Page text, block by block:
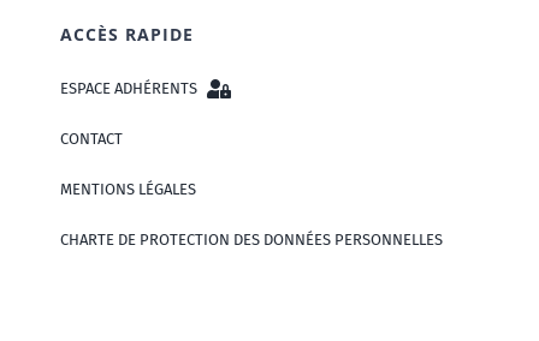
ACCÈS RAPIDE
ESPACE ADHÉRENTS
CONTACT
MENTIONS LÉGALES
CHARTE DE PROTECTION DES DONNÉES PERSONNELLES